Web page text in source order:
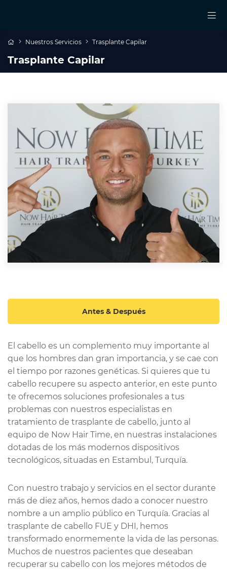
Nuestros Servicios Trasplante Capilar
Trasplante Capilar
Antes & Después
El cabello es un complemento muy importante al
que los hombres dan gran importancia, y se cae con
el tiempo por razones genéticas. Si quieres que tu
cabello recupere su aspecto anterior, en este punto
te ofrecemos soluciones profesionales a tus
problemas con nuestros especialistas en
tratamiento de trasplante de cabello, junto al
equipo de Now Hair Time, en nuestras instalaciones
dotadas de los más modernos dispositivos
tecnológicos, situadas en Estambul, Turquía.
Con nuestro trabajo y servicios en el sector durante
más de diez años, hemos dado a conocer nuestro
nombre a un amplio público en Turquía. Gracias al
trasplante de cabello FUE y DHI, hemos
transformado enormemente la vida de las personas.
Muchos de nuestros pacientes que deseaban
recuperar su cabello con los mejores métodos de